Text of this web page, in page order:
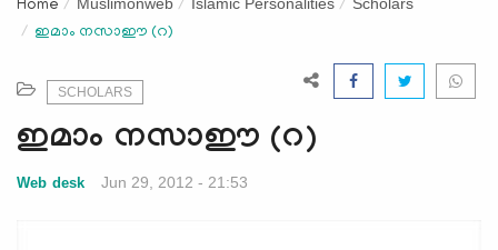
g
l
a
v
i
Home
ഇമാം നസാഈ (റ)
SCHOLARS
ഇമാം നസാഈ (റ)
Web desk Jun 29, 2012 - 21:53